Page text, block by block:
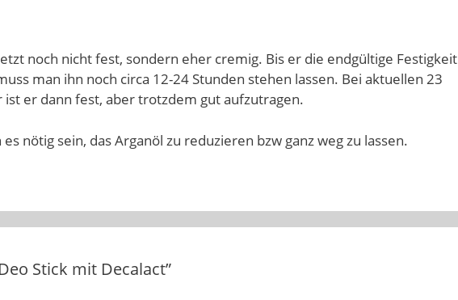
noch nicht fest, sondern eher cremig. Bis er die endgültige Festigkeit
man ihn noch circa 12-24 Stunden stehen lassen. Bei aktuellen 23
ist er dann fest, aber trotzdem gut aufzutragen.
nötig sein, das Arganöl zu reduzieren bzw ganz weg zu lassen.
Stick mit Decalact”